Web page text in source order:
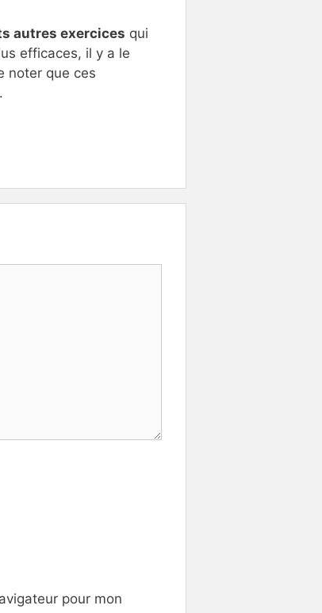
autres exercices qui
efficaces, il y a le
noter que ces
pour mon